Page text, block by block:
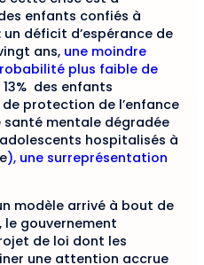
enfants confiés à
un déficit d’espérance de
ans, une moindre
plus faible de
13% des enfants
protection de l’enfance
mentale dégradée
hospitalisés à
), une surreprésentation
modèle arrivé à bout de
le gouvernement
de loi dont les
une attention accrue